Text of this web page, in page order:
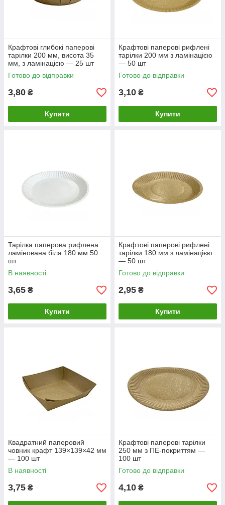
Крафтові глибокі паперові
тарілки 200 мм, висота 35
мм, з ламінацією — 25 шт
Готово до відправки
3,80 ₴
Купити
Крафтові паперові рифлені
тарілки 200 мм з ламінацією
— 50 шт
Готово до відправки
3,10 ₴
Купити
Тарілка паперова рифлена
ламінована біла 180 мм 50
шт
В наявності
3,65 ₴
Купити
Крафтові паперові рифлені
тарілки 180 мм з ламінацією
— 50 шт
Готово до відправки
2,95 ₴
Купити
Квадратний паперовий
човник крафт 139×139×42 мм
— 100 шт
В наявності
3,75 ₴
Крафтові паперові тарілки
250 мм з ПЕ-покриттям —
100 шт
Готово до відправки
4,10 ₴